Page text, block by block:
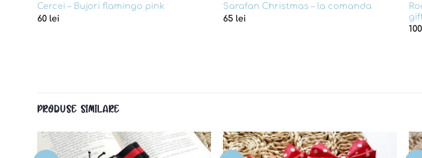
Cercei – Bujori flamingo pink
60 lei
Sarafan Christmas – la comanda
65 lei
100
PRODUSE SIMILARE